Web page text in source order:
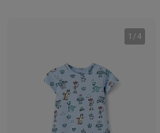
1 /4